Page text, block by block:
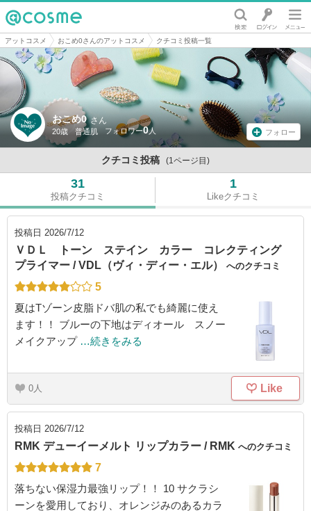
@cosme
アットコスメ おこめ0さんのアットコスメ クチコミ投稿一覧
おこめ0 さん
20歳 普通肌 0 フォロー
クチコミ投稿 (1ページ目)
31
投稿クチコミ
1
Likeクチコミ
投稿日 2026/7/12
ＶＤＬ トーン ステイン カラー コレクティング
プライマー / VDL（ヴィ・ディー・エル） へのクチコミ
5
夏はTゾーン皮脂ドバ肌の私でも綺麗に使え
ます！！ ブルーの下地はディオール スノー
メイクアップ …続きをみる
0 Like
投稿日 2026/7/12
RMK デューイーメルト リップカラー / RMK へのクチコミ
7
落ちない保湿力最強リップ！！ 10 サクラシ
ーンを愛用しており、オレンジみのあるカラ